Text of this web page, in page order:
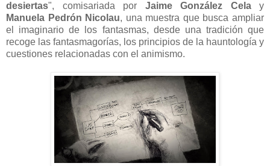
desiertas", comisariada por Jaime González Celay
Manuela Pedrón Nicolau, una muestra que busca ampliar
el imaginario de los fantasmas, desde una tradición que
recoge las fantasmagorías, los principios de la hauntología y
cuestiones relacionadas con el animismo.